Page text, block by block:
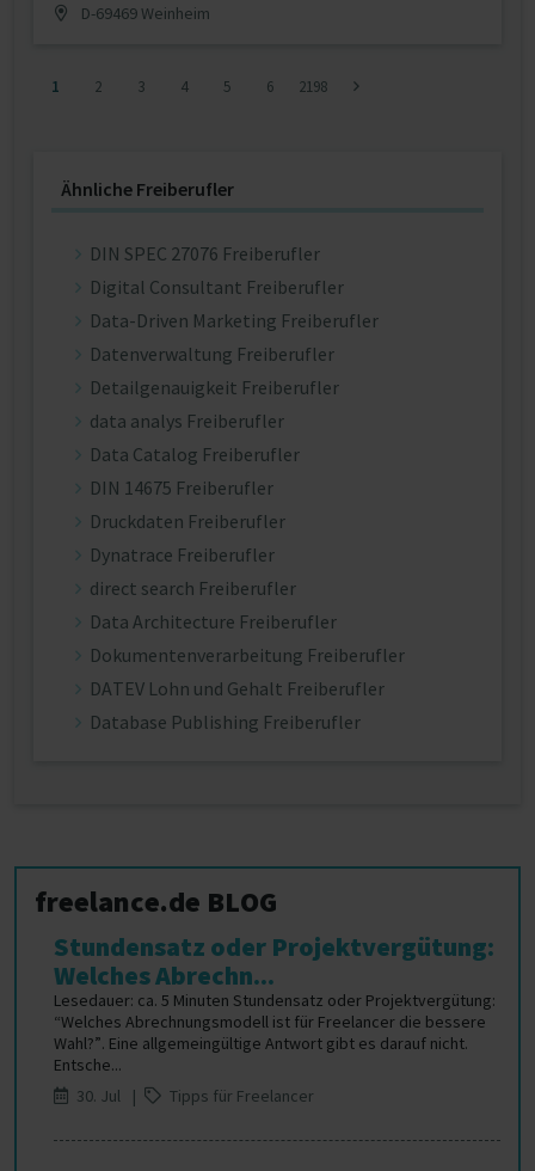
D-69469 Weinheim
1 2 3 4 5 6 2198
Ähnliche Freiberufler
DIN SPEC 27076 Freiberufler
Digital Consultant Freiberufler
Data-Driven Marketing Freiberufler
Datenverwaltung Freiberufler
Detailgenauigkeit Freiberufler
data analys Freiberufler
Data Catalog Freiberufler
DIN 14675 Freiberufler
Druckdaten Freiberufler
Dynatrace Freiberufler
direct search Freiberufler
Data Architecture Freiberufler
Dokumentenverarbeitung Freiberufler
DATEV Lohn und Gehalt Freiberufler
Database Publishing Freiberufler
freelance.de BLOG
Stundensatz oder Projektvergütung:
Welches Abrechn...
Lesedauer: ca. 5 Minuten Stundensatz oder Projektvergütung:
“Welches Abrechnungsmodell ist für Freelancer die bessere
Wahl?”. Eine allgemeingültige Antwort gibt es darauf nicht.
Entsche...
30. Jul |
Tipps für Freelancer